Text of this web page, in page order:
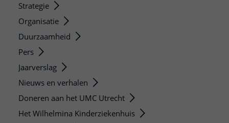
Strategie
Organisatie
Duurzaamheid
Pers
Jaarverslag
Nieuws en verhalen
Doneren aan het UMC Utrecht
Het Wilhelmina Kinderziekenhuis